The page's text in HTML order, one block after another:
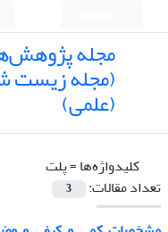
مجله
(مجله زیست
(علمی)
کلیدواژه‌ها =پلت
تعداد مقالات:
3